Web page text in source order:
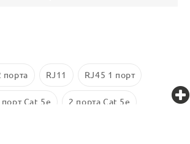
порта RJ11 RJ45 1 порт
порт Cat 5e 2 порта Cat 5e